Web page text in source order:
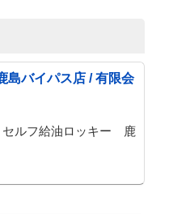
島バイパス店 / 有限会
ルフ給油ロッキー 鹿